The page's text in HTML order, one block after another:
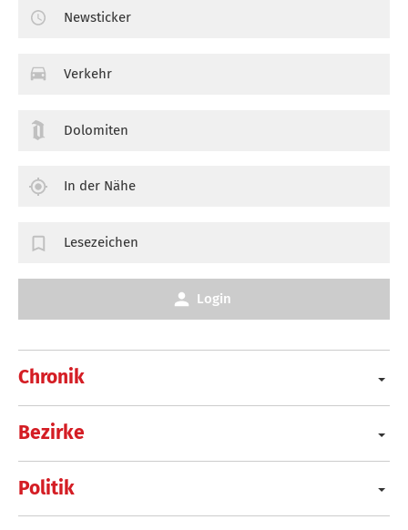
Chronik
Bezirke
Politik
Newsticker
Verkehr
Dolomiten
In der Nähe
Lesezeichen
Login